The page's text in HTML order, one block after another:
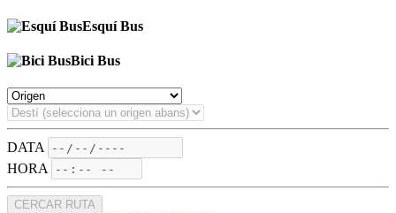
Esquí Bus
Bici Bus
DATA
HORA
CERCAR RUTA